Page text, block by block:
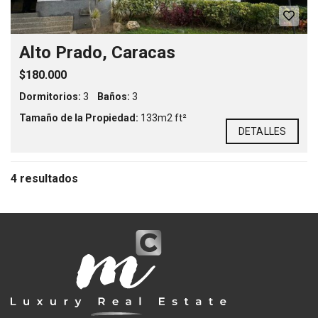
Alto Prado, Caracas
$180.000
Dormitorios: 3 Baños: 3
Tamaño de la Propiedad: 133m2 ft²
DETALLES
4 resultados